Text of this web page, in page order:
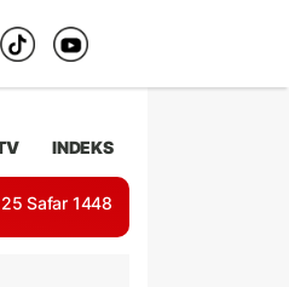
INDEKS
25 Safar 1448